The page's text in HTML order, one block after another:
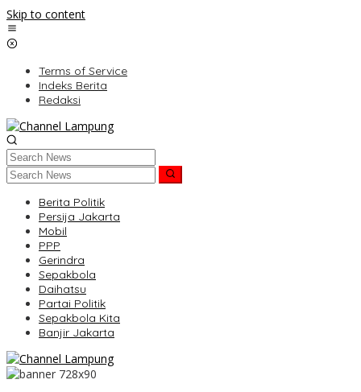
Skip to content
Terms of Service
Indeks Berita
Redaksi
Berita Politik
Persija Jakarta
Mobil
PPP
Gerindra
Sepakbola
Daihatsu
Partai Politik
Sepakbola Kita
Banjir Jakarta